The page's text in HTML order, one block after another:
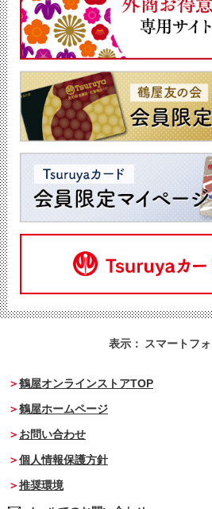
表示： スマートフ
鶴屋オンラインストアTOP
鶴屋ホームページ
お問い合わせ
個人情報保護方針
推奨環境